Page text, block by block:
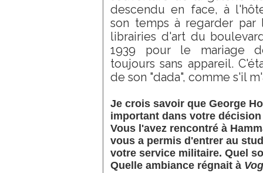
descendu en face, à
son temps à regarder
librairies d'art du
1939 pour le mariage
toujours sans appareil.
de son "dada", comme s'il
Je crois savoir que George
important dans votre
Vous l'avez rencontré à
vous a permis d'entrer au
votre service militaire. Quel
Quelle ambiance régnait à